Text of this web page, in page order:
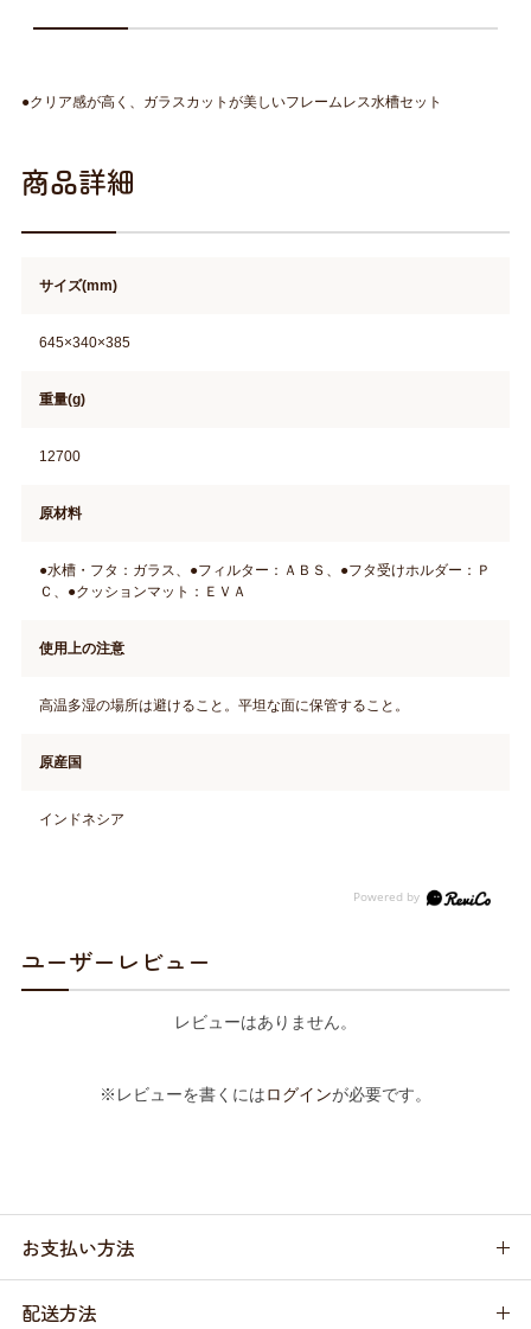
●クリア感が高く、ガラスカットが美しいフレームレス水槽セット
商品詳細
サイズ(mm)
645×340×385
重量(g)
12700
原材料
●水槽・フタ：ガラス、●フィルター：ＡＢＳ、●フタ受けホルダー：Ｐ
Ｃ、●クッションマット：ＥＶＡ
使用上の注意
高温多湿の場所は避けること。平坦な面に保管すること。
原産国
インドネシア
ユーザーレビュー
レビューはありません。
※レビューを書くにはログインが必要です。
お支払い方法
配送方法